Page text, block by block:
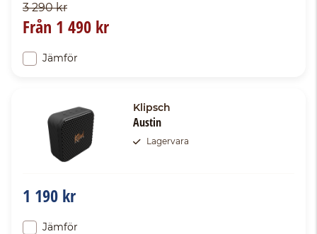
3 290 kr
Från 1 490 kr
Jämför
Klipsch
Austin
Lagervara
1 190 kr
Jämför